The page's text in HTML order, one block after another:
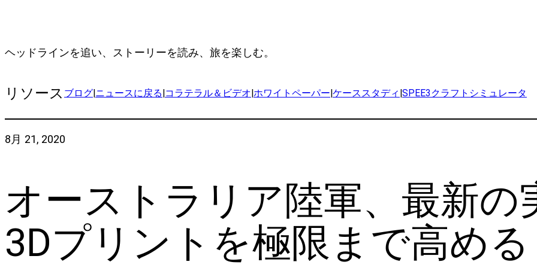
ヘッドラインを追い、ストーリーを読み、旅を楽しむ。
リソース ブログ|ニュースに戻る|コラテラル＆ビデオ|ホワイトペーパー|ケーススタディ |SPEE3クラフトシミュレータ
8月 21, 2020
オーストラリア陸軍、最新の
3Dプリントを極限まで高める